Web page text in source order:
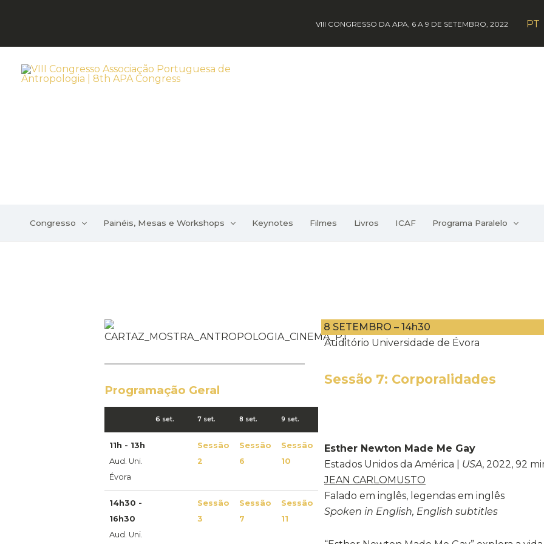
VIII CONGRESSO DA APA, 6 A 9 DE SETEMBRO, 2022 PT
Congresso Painéis, Mesas e Workshops Keynotes Filmes Livros ICAF Programa Paralelo
Programação Geral
6 set. 7 set. 8 set. 9 set.
11h - 13h
Aud. Uni.
Évora
Sessão
2
Sessão
6
Sessão
10
14h30 -
16h30
Aud. Uni.
Sessão
3
Sessão
7
Sessão
11
8 SETEMBRO – 14h30
Auditório Universidade de Évora
Sessão 7: Corporalidades
Esther Newton Made Me Gay
Estados Unidos da América | USA, 2022, 92
JEAN CARLOMUSTO
Falado em inglês, legendas em inglês
Spoken in English, English subtitles